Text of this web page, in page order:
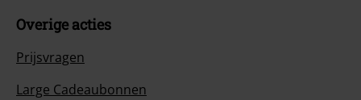
Overige acties
Prijsvragen
Large Cadeaubonnen